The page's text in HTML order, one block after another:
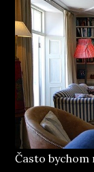
Často bychom